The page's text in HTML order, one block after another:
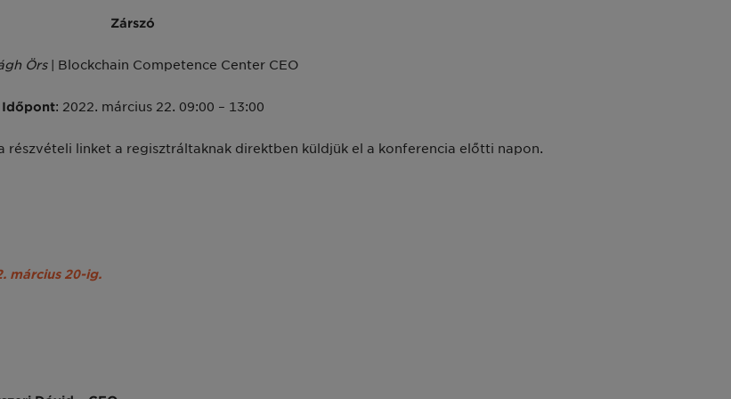
Zárszó
Örs| Blockchain Competence Center CEO
Időpont: 2022. március 22. 09:00 – 13:00
részvételi linket a regisztráltaknak direktben küldjük el a konferencia előtti napon.
március 20-ig.